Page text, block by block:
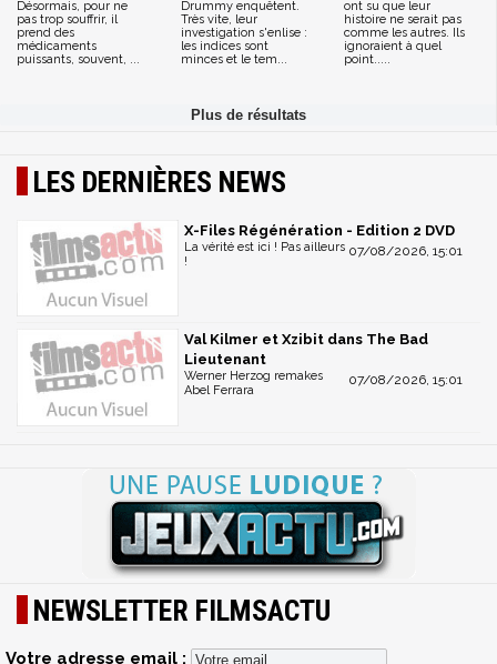
Désormais, pour ne
pas trop souffrir, il
prend des
médicaments
puissants, souvent, ...
Drummy enquêtent.
Très vite, leur
investigation s'enlise :
les indices sont
minces et le tem...
ont su que leur
histoire ne serait pas
comme les autres. Ils
ignoraient à quel
point.....
LES DERNIÈRES NEWS
X-Files Régénération - Edition 2 DVD
07/08/2026, 15:01
La vérité est ici ! Pas ailleurs
!
Val Kilmer et Xzibit dans The Bad
Lieutenant
07/08/2026, 15:01
Werner Herzog remakes
Abel Ferrara
NEWSLETTER FILMSACTU
Votre adresse email :